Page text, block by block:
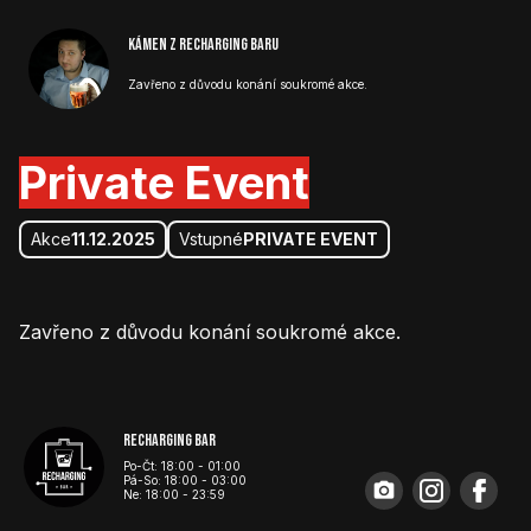
Zavřeno z důvodu konání soukromé akce.
Kámen z Recharging baru
Private Event
Akce11.12.2025 VstupnéPRIVATE EVENT
Zavřeno z důvodu konání soukromé akce.
Po-Čt: 18:00 - 01:00
Pá-So: 18:00 - 03:00
Ne: 18:00 - 23:59
Recharging bar
photo_camera